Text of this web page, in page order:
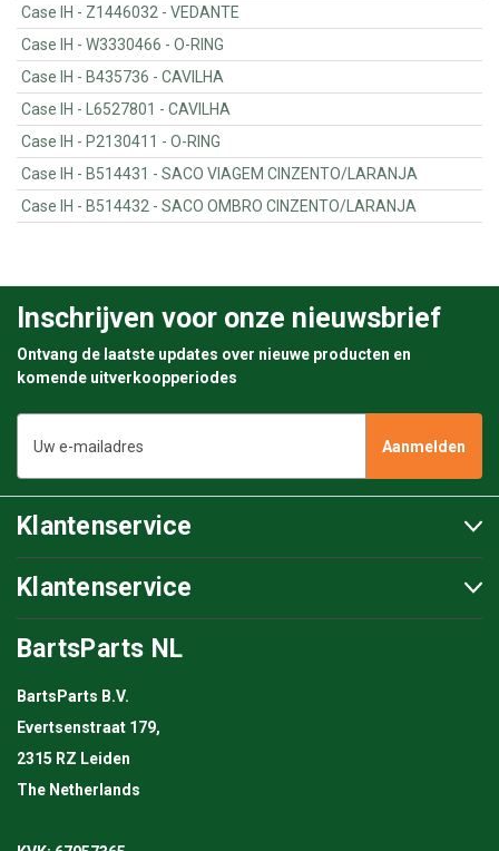
Case IH - Z1446032 - VEDANTE
Case IH - W3330466 - O-RING
Case IH - B435736 - CAVILHA
Case IH - L6527801 - CAVILHA
Case IH - P2130411 - O-RING
Case IH - B514431 - SACO VIAGEM CINZENTO/LARANJA
Case IH - B514432 - SACO OMBRO CINZENTO/LARANJA
Inschrijven voor onze nieuwsbrief
Ontvang de laatste updates over nieuwe producten en
komende uitverkoopperiodes
mailadres
Klantenservice
Klantenservice
BartsParts NL
BartsParts B.V.
Evertsenstraat 179,
2315 RZ Leiden
The Netherlands